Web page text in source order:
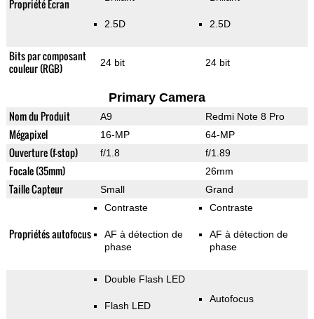
Propriété Ecran
2.5D 2.5D
Bits par composant
couleur (RGB)
24 bit 24 bit
Primary Camera
Nom du Produit A9 Redmi Note 8 Pro
Mégapixel 16-MP 64-MP
Ouverture (f-stop) f/1.8 f/1.89
Focale (35mm) 26mm
Taille Capteur Small Grand
Propriétés autofocus
Contraste
AF à détection de
phase
Contraste
AF à détection de
phase
Double Flash LED
Flash LED
Autofocus